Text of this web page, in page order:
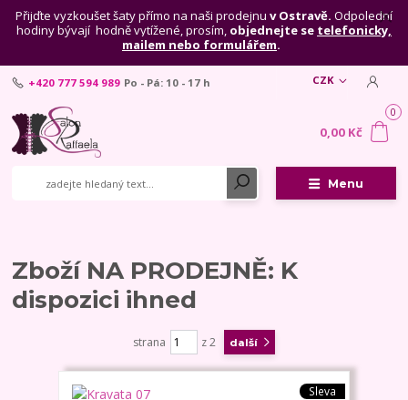
Přijďte vyzkoušet šaty přímo na naši prodejnu v Ostravě. Odpolední
hodiny bývají hodně vytížené, prosím, objednejte se telefonicky,
mailem nebo formulářem.
Menu
CZK
+420 777 594 989 Po - Pá: 10 - 17 h
0
0,00 Kč
Zboží NA PRODEJNĚ: K
dispozici ihned
strana z 2 další
Sleva